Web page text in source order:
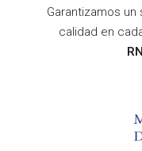
Garantizamos
calidad en